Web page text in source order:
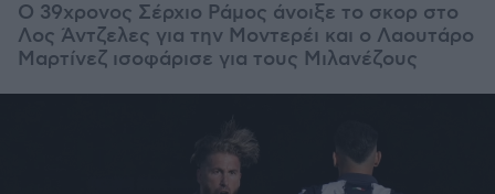
Ο 39χρονος Σέρχιο Ράμος άνοιξε το σκορ στο
Λος Άντζελες για την Μοντερέι και ο Λαουτάρο
Μαρτίνεζ ισοφάρισε για τους Μιλανέζους